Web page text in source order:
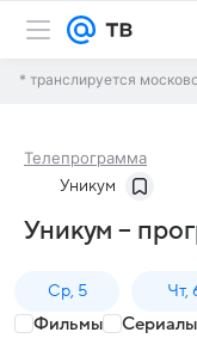
* транслируется
Телепрограмма
Уникум
Уникум –
Ср, 5 Чт,
Фильмы Сериалы